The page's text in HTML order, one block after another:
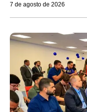
7 de agosto de 2026